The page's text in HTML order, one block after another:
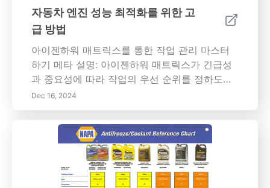
중요한 역할을 하는지 이해하기.- 실행을 위한
실용적인 기술: 업무와 삶의 균형 및 연비를 향상
시키기 위해 시간을 효과적으로 계획하고 조직
하는 방법에 대한 통찰력을 얻으세요. 중요성 시
간 관리 기술을 마스터하면 생산성이 향상될 뿐
만 아니라 개인의 성장과 웰빙도 촉진됩니다. 차
량 유지 관리에 적용할 경우 이러한 전략은 운전
습관을 더욱 효율적으로 만들어 궁극적으로 돈
을 절약하고 탄소 발자국을 줄이는 데 도움이 됩
니다. 오늘 바로 시작하세요! 시간 관리 기술을
마스터하고 차량 성능을 최적화하여 만족스러운
삶을 누리세요. 생산성과 연비 향상을 위한 종합
가이드를 보려면 전체 기사를 읽어보세요.
자동차 엔진 성능 최적화를 위한 고
급 방법
아이젠하워 매트릭스를 통한 작업 관리 마스터
하기 메타 설명: 아이젠하워 매트릭스가 긴급성
과 중요성에 따라 작업의 우선 순위를 정하도록
도와줌으로써 생산성을 어떻게 변화시킬 수 있
는지 알아보세요. 작업 관리에 대한 효과적인 전
략, 매트릭스의 이점 및 일상 생활에서 이를 구현
하는 방법에 대해 배우고 효율성을 높이며 스트
레스를 줄여보세요. 키워드: 아이젠하워 매트릭
스, 작업 관리, 생산성, 작업 우선 순위, 시간 관
리, 의사 결정, 스트레스 감소, 직업 개발, 목표 설
Dec 16, 2024